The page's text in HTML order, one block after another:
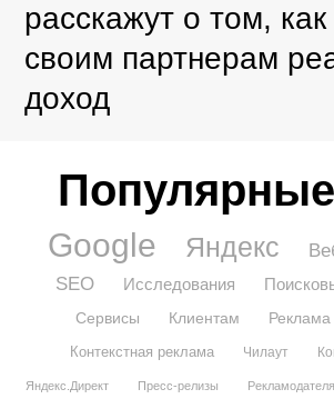
расскажут о том,
своим партнерам
доход
Популярные
Google Яндекс
SEO
Исследования
Сервисы Клиентам Реклама
Контекстная реклама
Чилаут
Яндекс.Директ Пресс-релизы